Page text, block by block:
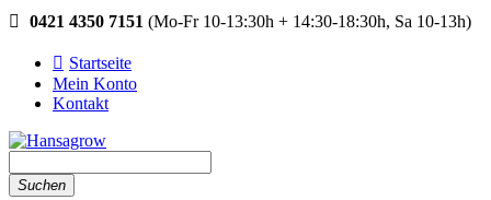
0421 4350 7151 (Mo-Fr 10-13:30h + 14:30-18:30h, Sa 10-13h)
Startseite
Mein Konto
Kontakt
Suchen